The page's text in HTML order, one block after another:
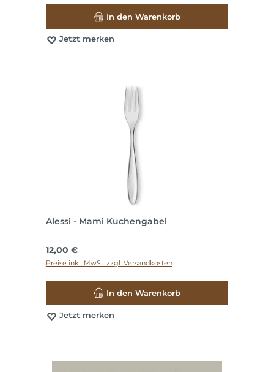
In den Warenkorb
Jetzt merken
Alessi - Mami Kuchengabel
Regulärer Preis:
12,00 €
Preise inkl. MwSt. zzgl. Versandkosten
In den Warenkorb
Jetzt merken